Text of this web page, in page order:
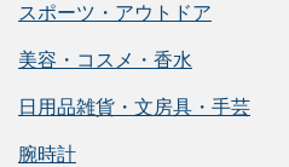
スポーツ・アウトドア
美容・コスメ・香水
日用品雑貨・文房具・手芸
腕時計